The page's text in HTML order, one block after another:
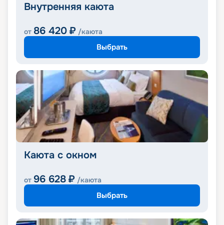
Внутренняя каюта
от 86 420 ₽ /каюта
Выбрать
Каюта с окном
от 96 628 ₽ /каюта
Выбрать